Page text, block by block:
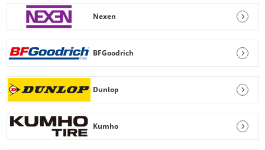
Nexen
BFGoodrich
Dunlop
Kumho